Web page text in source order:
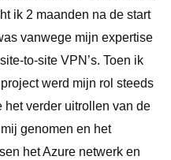
ik 2 maanden na de start
vanwege mijn expertise
to-site VPN’s. Toen ik
werd mijn rol steeds
het verder uitrollen van de
genomen en het
het Azure netwerk en